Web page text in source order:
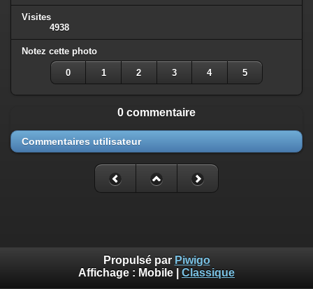
Visites
4938
Notez cette photo
0 1 2 3 4 5
0 commentaire
Commentaires utilisateur
Propulsé par Piwigo
Affichage : Mobile Classique